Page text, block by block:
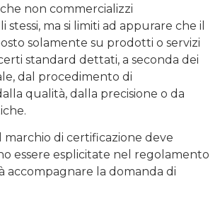
non commercializzi
ma si limiti ad appurare che il
solamente su prodotti o servizi
standard dettati, a seconda dei
dal procedimento di
qualità, dalla precisione o da
marchio di certificazione deve
essere esplicitate nel regolamento
accompagnare la domanda di